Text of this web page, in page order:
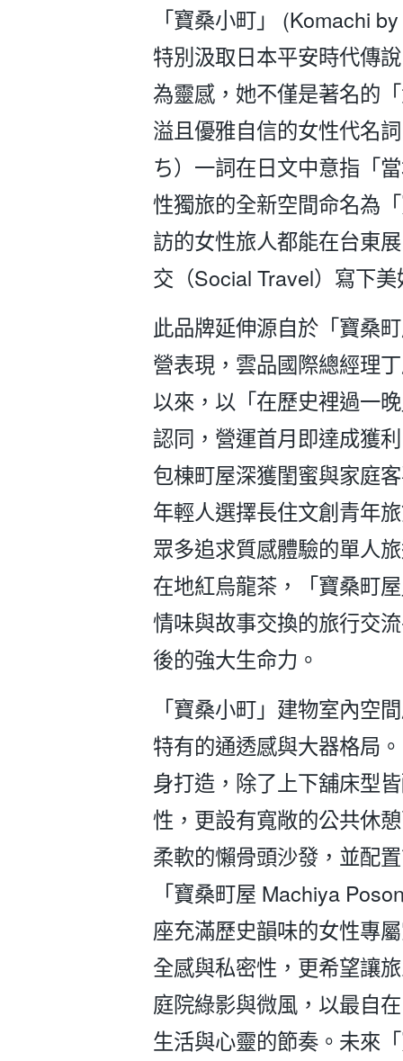
「寶桑小町」 (Komachi
特別汲取日本平安時代傳
為靈感，她不僅是著名的
溢且優雅自信的女性代名
ち）一詞在日文中意指「
性獨旅的全新空間命名為
訪的女性旅人都能在台東
交（Social Travel）寫下
此品牌延伸源自於「寶桑
營表現，雲品國際總經理
以來，以「在歷史裡過一
認同，營運首月即達成獲
包棟町屋深獲閨蜜與家庭
年輕人選擇長住文創青年
眾多追求質感體驗的單人
在地紅烏龍茶，「寶桑町
情味與故事交換的旅行交
後的強大生命力。
「寶桑小町」建物室內空
特有的通透感與大器格局
身打造，除了上下舖床型
性，更設有寬敞的公共休
柔軟的懶骨頭沙發，並配
「寶桑町屋 Machiya
座充滿歷史韻味的女性專
全感與私密性，更希望讓
庭院綠影與微風，以最自
生活與心靈的節奏。未來